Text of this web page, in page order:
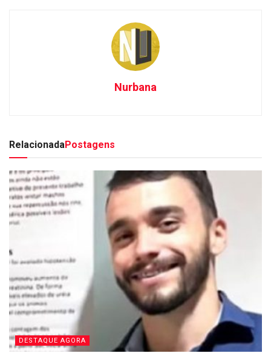
Nurbana
RelacionadaPostagens
DESTAQUE AGORA